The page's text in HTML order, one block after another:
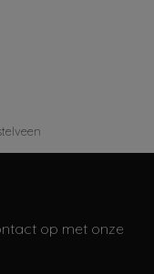
op met onze